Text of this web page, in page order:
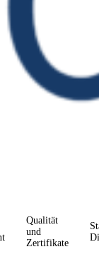
Qualität
und
Zertifikate